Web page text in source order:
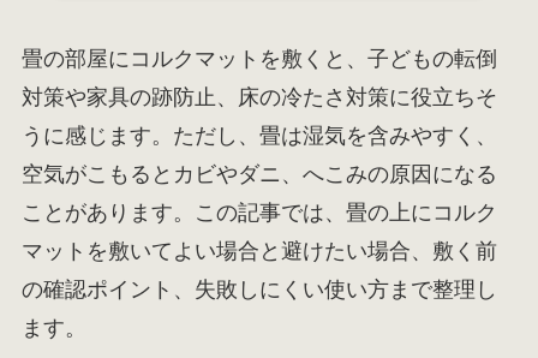
畳の部屋にコルクマットを敷くと、子どもの転倒
対策や家具の跡防止、床の冷たさ対策に役立ちそ
うに感じます。ただし、畳は湿気を含みやすく、
空気がこもるとカビやダニ、へこみの原因になる
ことがあります。この記事では、畳の上にコルク
マットを敷いてよい場合と避けたい場合、敷く前
の確認ポイント、失敗しにくい使い方まで整理し
ます。